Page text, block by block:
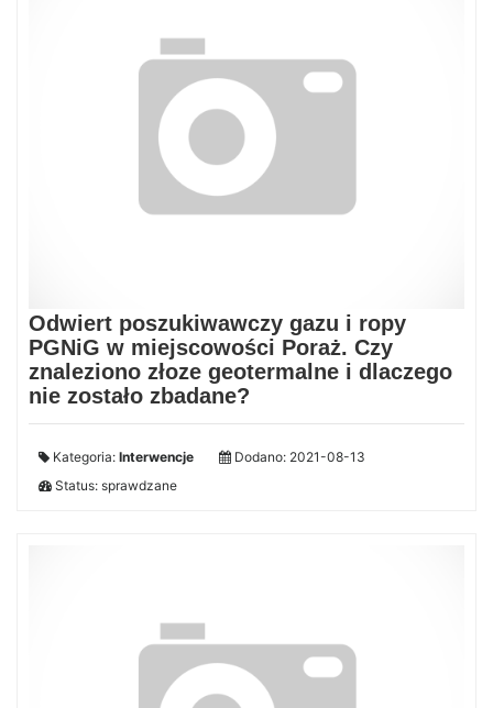
Odwiert poszukiwawczy gazu i ropy
PGNiG w miejscowości Poraż. Czy
znaleziono złoze geotermalne i dlaczego
nie zostało zbadane?
Kategoria: Interwencje
Dodano: 2021-08-13
Status: sprawdzane